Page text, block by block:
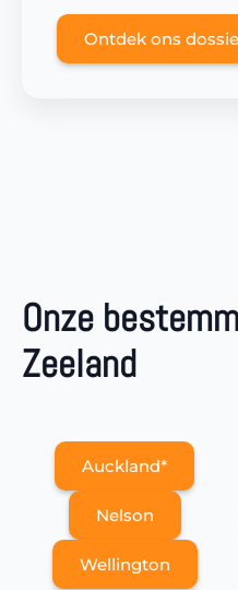
Ontdek ons
Onze
Zeeland
Auckland*
Nelson
Wellington